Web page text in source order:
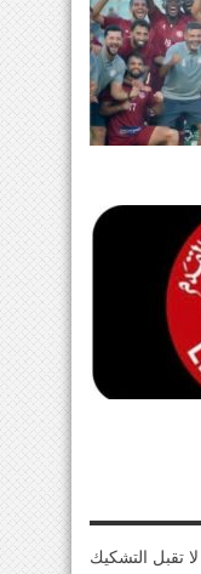
مصداقية elmaestrosport لا تقبل التشكيك